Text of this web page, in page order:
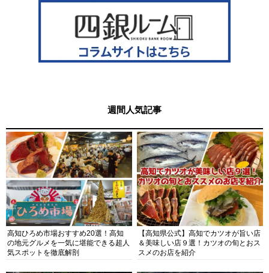
週間人気記事
高知ひろめ市場おすすめ20選！高知
の地元グルメを一気に堪能できる超人
気スポットを徹底解剖
【高知県公式】高知でカツオが旨い店
＆美味しい店９選！カツオの旬とおス
スメのお店を紹介